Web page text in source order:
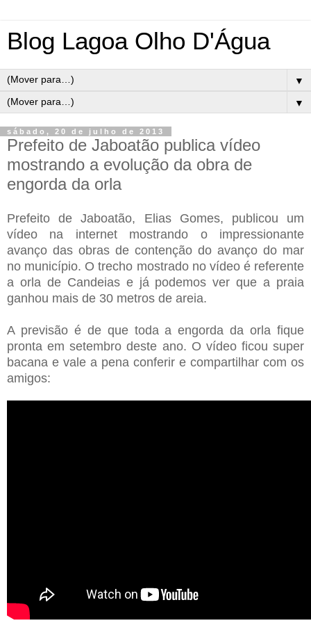
Blog Lagoa Olho D'Água
▼
▼
sábado, 20 de julho de 2013
Prefeito de Jaboatão publica vídeo
mostrando a evolução da obra de
engorda da orla
Prefeito de Jaboatão, Elias Gomes, publicou um
vídeo na internet mostrando o impressionante
avanço das obras de contenção do avanço do mar
no município. O trecho mostrado no vídeo é referente
a orla de Candeias e já podemos ver que a praia
ganhou mais de 30 metros de areia.
A previsão é de que toda a engorda da orla fique
pronta em setembro deste ano. O vídeo ficou super
bacana e vale a pena conferir e compartilhar com os
amigos: